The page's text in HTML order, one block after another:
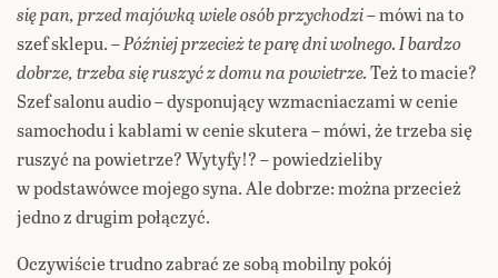
się pan, przed majówką wiele osób przychodzi– mówi na to
szef sklepu. –Później przecież te parę dni wolnego. I bardzo
dobrze, trzeba się ruszyć z domu na powietrze.Też to macie?
Szef salonu audio – dysponujący wzmacniaczami w cenie
samochodu i kablami w cenie skutera – mówi, że trzeba się
ruszyć na powietrze? Wytyfy!? – powiedzieliby
w podstawówce mojego syna. Ale dobrze: można przecież
jedno z drugim połączyć.
Oczywiście trudno zabrać ze sobą mobilny pokój